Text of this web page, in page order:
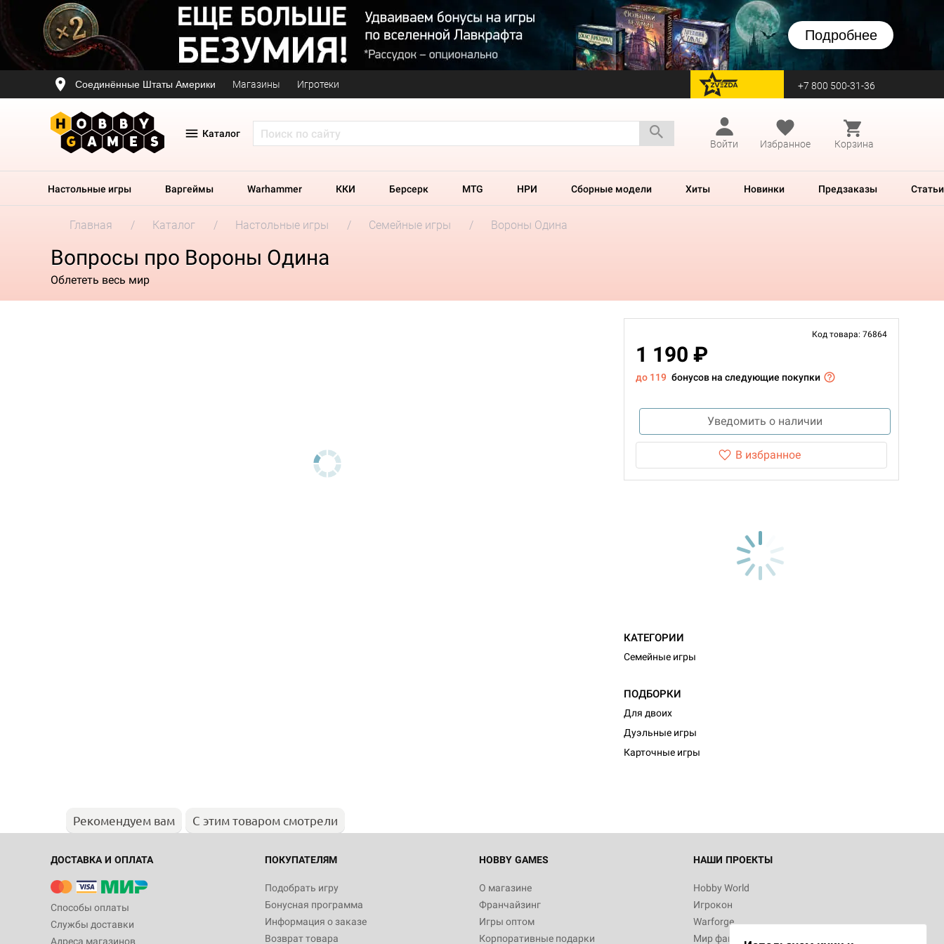
Подробнее
Соединённые Штаты Америки Магазины Игротеки перейти на Zvezda +7 800 500-31-36
Каталог
Войти
Избранное Корзина
Настольные игры Варгеймы Warhammer ККИ Берсерк MTG НРИ Сборные модели Хиты Новинки Предзаказы Статьи
Главная Каталог Настольные игры Семейные игры Вороны Одина
Вопросы про Вороны Одина
Облететь весь мир
Код товара: 76864
1 190 ₽
до 119 бонусов на следующие покупки
Уведомить о наличии
В избранное
КАТЕГОРИИ
Семейные игры
ПОДБОРКИ
Для двоих
Дуэльные игры
Карточные игры
Рекомендуем вам С этим товаром смотрели
ДОСТАВКА И ОПЛАТА
Способы оплаты
Службы доставки
Адреса магазинов
ПОКУПАТЕЛЯМ
Подобрать игру
Бонусная программа
Информация о заказе
Возврат товара
HOBBY GAMES
О магазине
Франчайзинг
Игры оптом
Корпоративные подарки
НАШИ ПРОЕКТЫ
Hobby World
Игрокон
Warforge
Мир фантастики